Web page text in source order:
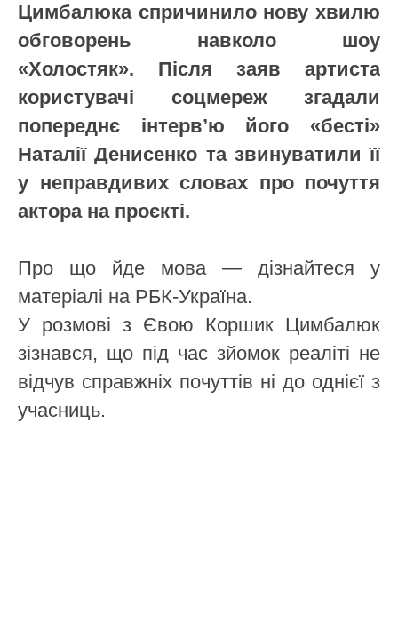
Цимбалюка спричинило нову хвилю
обговорень навколо шоу
«Холостяк». Після заяв артиста
користувачі соцмереж згадали
попереднє інтерв’ю його «бесті»
Наталії Денисенко та звинуватили її
у неправдивих словах про почуття
актора на проєкті.
Про що йде мова — дізнайтеся у
матеріалі на РБК-Україна.
У розмові з Євою Коршик Цимбалюк
зізнався, що під час зйомок реаліті не
відчув справжніх почуттів ні до однієї з
учасниць.